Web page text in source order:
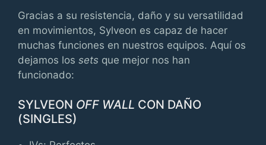
Gracias a su resistencia, daño y su versatilidad
en movimientos, Sylveon es capaz de hacer
muchas funciones en nuestros equipos. Aquí os
dejamos los sets que mejor nos han
funcionado:
SYLVEON OFF WALL CON DAÑO
(SINGLES)